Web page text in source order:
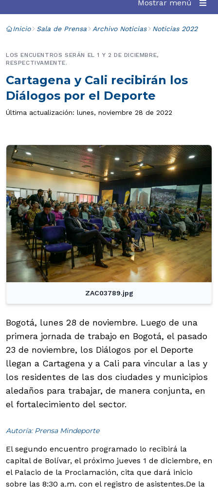
Mostrar menú
Inicio Sala de Prensa Archivo Noticias Noticias 2022
Cartagena y Cali recibirán los
Diálogos por el Deporte
LOS ENCUENTROS SERÁN EL 1 Y 2 DE DICIEMBRE,
RESPECTIVAMENTE.
Última actualización: lunes, noviembre 28 de 2022
ZAC03789.jpg
Bogotá, lunes 28 de noviembre. Luego de una
primera jornada de trabajo en Bogotá, el pasado
23 de noviembre, los Diálogos por el Deporte
llegan a Cartagena y a Cali para vincular a las y
los residentes de las dos ciudades y municipios
aledaños para trabajar, de manera conjunta, en
el fortalecimiento del sector.
Autoría: Prensa Mindeporte
El segundo encuentro programado lo recibirá la
capital de Bolívar, el próximo jueves 1 de diciembre, en
el Palacio de la Proclamación, cita que dará inicio
sobre las 8:30 a.m. con el registro de asistentes.De la